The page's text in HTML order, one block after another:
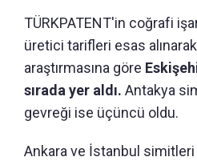
TÜRKPATENT'in coğrafi
üretici tarifleri esas
araştırmasına göre
sırada yer aldı. Antakya
gevreği ise üçüncü oldu.
Ankara ve İstanbul simitleri